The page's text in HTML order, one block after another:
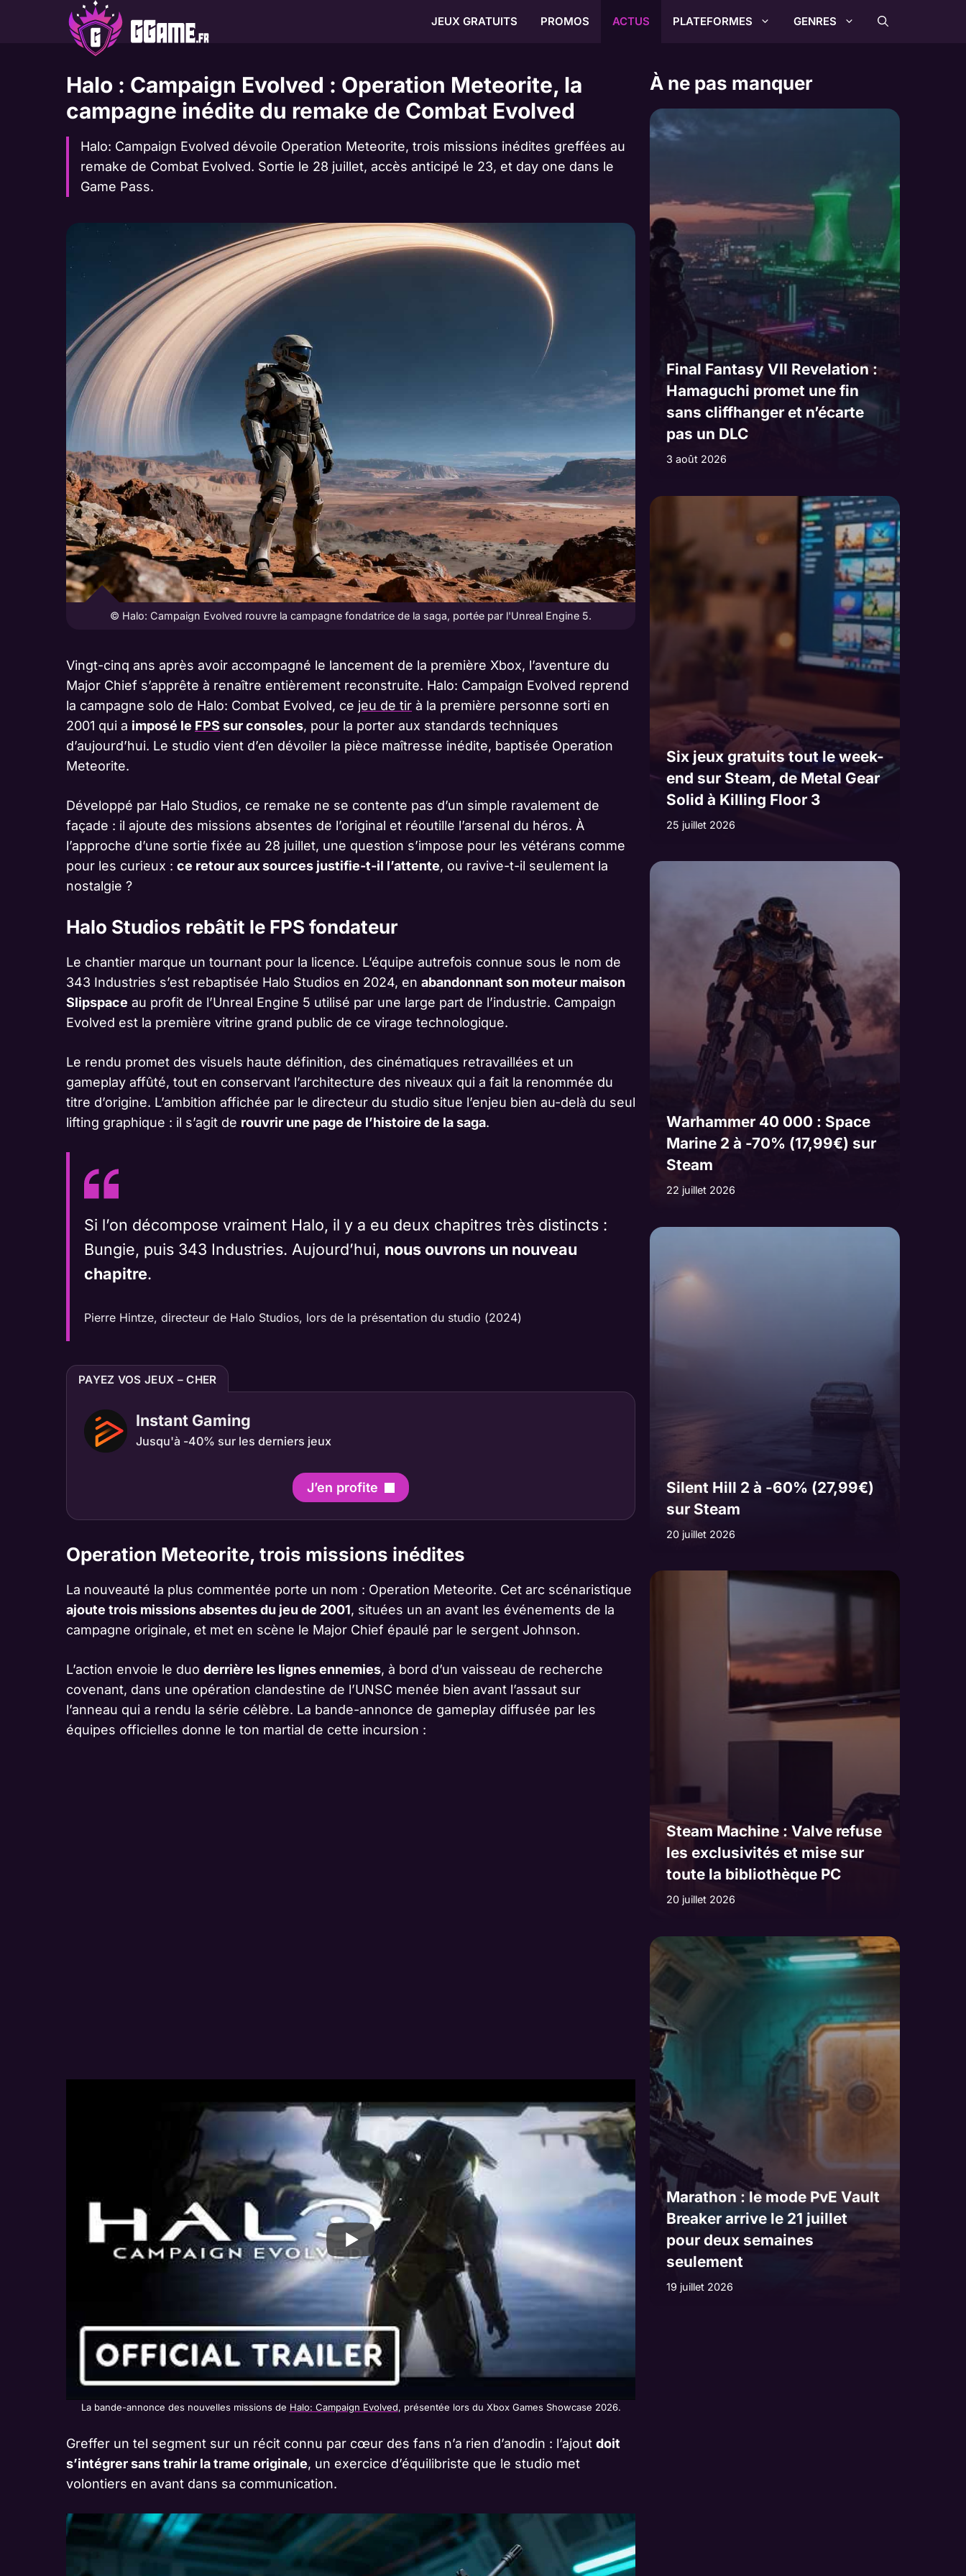
JEUX GRATUITS PROMOS ACTUS PLATEFORMES GENRES
Halo : Campaign Evolved : Operation Meteorite, la
campagne inédite du remake de Combat Evolved
Halo: Campaign Evolved dévoile Operation Meteorite, trois missions inédites greffées au
remake de Combat Evolved. Sortie le 28 juillet, accès anticipé le 23, et day one dans le
Game Pass.
© Halo: Campaign Evolved rouvre la campagne fondatrice de la saga, portée par l'Unreal Engine 5.
Vingt-cinq ans après avoir accompagné le lancement de la première Xbox, l’aventure du
Major Chief s’apprête à renaître entièrement reconstruite. Halo: Campaign Evolved reprend
la campagne solo de Halo: Combat Evolved, ce jeu de tir à la première personne sorti en
2001 qui a imposé le FPS sur consoles, pour la porter aux standards techniques
d’aujourd’hui. Le studio vient d’en dévoiler la pièce maîtresse inédite, baptisée Operation
Meteorite.
Développé par Halo Studios, ce remake ne se contente pas d’un simple ravalement de
façade : il ajoute des missions absentes de l’original et réoutille l’arsenal du héros. À
l’approche d’une sortie fixée au 28 juillet, une question s’impose pour les vétérans comme
pour les curieux : ce retour aux sources justifie-t-il l’attente, ou ravive-t-il seulement la
nostalgie ?
Halo Studios rebâtit le FPS fondateur
Le chantier marque un tournant pour la licence. L’équipe autrefois connue sous le nom de
343 Industries s’est rebaptisée Halo Studios en 2024, en abandonnant son moteur maison
Slipspace au profit de l’Unreal Engine 5 utilisé par une large part de l’industrie. Campaign
Evolved est la première vitrine grand public de ce virage technologique.
Le rendu promet des visuels haute définition, des cinématiques retravaillées et un
gameplay affûté, tout en conservant l’architecture des niveaux qui a fait la renommée du
titre d’origine. L’ambition affichée par le directeur du studio situe l’enjeu bien au-delà du seul
lifting graphique : il s’agit de rouvrir une page de l’histoire de la saga.
Si l’on décompose vraiment Halo, il y a eu deux chapitres très distincts :
Bungie, puis 343 Industries. Aujourd’hui, nous ouvrons un nouveau
chapitre.
Pierre Hintze, directeur de Halo Studios, lors de la présentation du studio (2024)
PAYEZ VOS JEUX – CHER
Instant Gaming
Jusqu'à -40% sur les derniers jeux
J’en profite
Operation Meteorite, trois missions inédites
La nouveauté la plus commentée porte un nom : Operation Meteorite. Cet arc scénaristique
ajoute trois missions absentes du jeu de 2001, situées un an avant les événements de la
campagne originale, et met en scène le Major Chief épaulé par le sergent Johnson.
L’action envoie le duo derrière les lignes ennemies, à bord d’un vaisseau de recherche
covenant, dans une opération clandestine de l’UNSC menée bien avant l’assaut sur
l’anneau qui a rendu la série célèbre. La bande-annonce de gameplay diffusée par les
équipes officielles donne le ton martial de cette incursion :
La bande-annonce des nouvelles missions de Halo: Campaign Evolved, présentée lors du Xbox Games Showcase 2026.
Greffer un tel segment sur un récit connu par cœur des fans n’a rien d’anodin : l’ajout doit
s’intégrer sans trahir la trame originale, un exercice d’équilibriste que le studio met
volontiers en avant dans sa communication.
À ne pas manquer
Final Fantasy VII Revelation :
Hamaguchi promet une fin
sans cliffhanger et n’écarte
pas un DLC
3 août 2026
Six jeux gratuits tout le week-
end sur Steam, de Metal Gear
Solid à Killing Floor 3
25 juillet 2026
Warhammer 40 000 : Space
Marine 2 à -70% (17,99€) sur
Steam
22 juillet 2026
Silent Hill 2 à -60% (27,99€)
sur Steam
20 juillet 2026
Steam Machine : Valve refuse
les exclusivités et mise sur
toute la bibliothèque PC
20 juillet 2026
Marathon : le mode PvE Vault
Breaker arrive le 21 juillet
pour deux semaines
seulement
19 juillet 2026